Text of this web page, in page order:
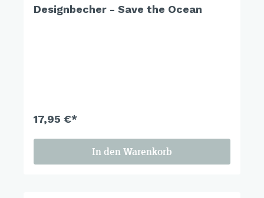
Designbecher - Save the Ocean
17,95 €*
In den Warenkorb